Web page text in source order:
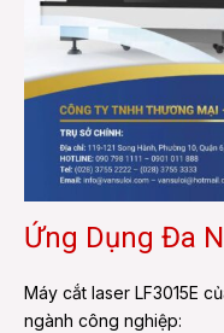
Ứng Dụng Đa
Máy cắt laser LF3015E
ngành công nghiệp: